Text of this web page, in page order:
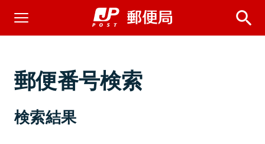
郵便番号検索
検索結果